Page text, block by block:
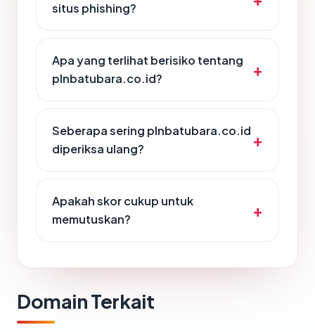
situs phishing?
Apa yang terlihat berisiko tentang
plnbatubara.co.id?
Seberapa sering plnbatubara.co.id
diperiksa ulang?
Apakah skor cukup untuk
memutuskan?
Domain Terkait